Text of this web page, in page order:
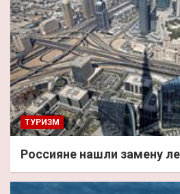
ТУРИЗМ
Россияне нашли замену